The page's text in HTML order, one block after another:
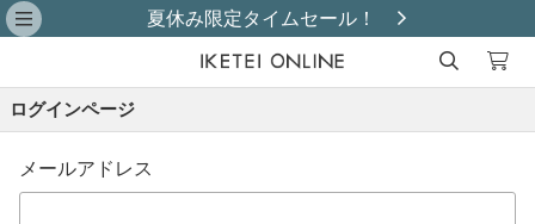
夏休み限定タイムセール！
ログインページ
メールアドレス